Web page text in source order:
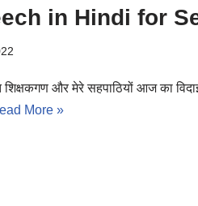
in Hindi for
शिक्षकगण और मेरे सहपाठियों आज का
More »